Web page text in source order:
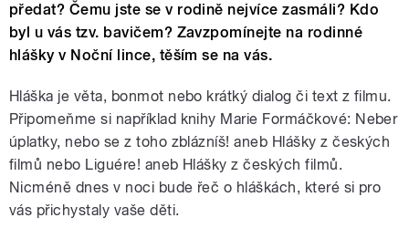
předat? Čemu jste se v rodině nejvíce zasmáli? Kdo
byl u vás tzv. bavičem? Zavzpomínejte na rodinné
hlášky v Noční lince, těším se na vás.
Hláška je věta, bonmot nebo krátký dialog či text z filmu.
Připomeňme si například knihy Marie Formáčkové: Neber
úplatky, nebo se z toho zblázníš! aneb Hlášky z českých
filmů nebo Liguére! aneb Hlášky z českých filmů.
Nicméně dnes v noci bude řeč o hláškách, které si pro
vás přichystaly vaše děti.